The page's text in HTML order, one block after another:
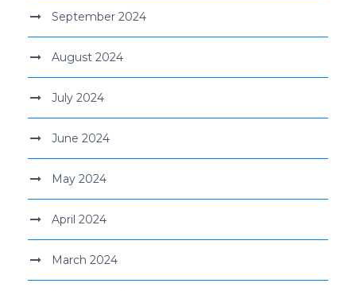
September 2024
August 2024
July 2024
June 2024
May 2024
April 2024
March 2024